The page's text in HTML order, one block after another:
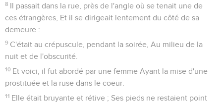
8 Il passait dans la rue, près de l'angle où se tenait une de
ces étrangères, Et il se dirigeait lentement du côté de sa
demeure :
9 C'était au crépuscule, pendant la soirée, Au milieu de la
nuit et de l'obscurité.
10 Et voici, il fut abordé par une femme Ayant la mise d'une
prostituée et la ruse dans le coeur.
11 Elle était bruyante et rétive ; Ses pieds ne restaient point